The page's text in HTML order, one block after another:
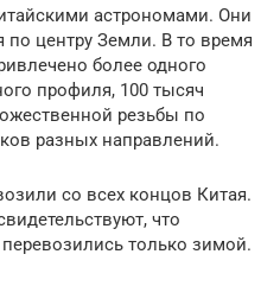
астрономами. Они
по центру Земли. В то время
более одного
профиля, 100 тысяч
резьбы по
разных направлений.
со всех концов Китая.
что
только зимой.